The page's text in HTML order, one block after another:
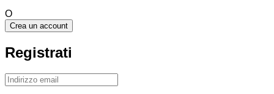
O
Crea un account
Registrati